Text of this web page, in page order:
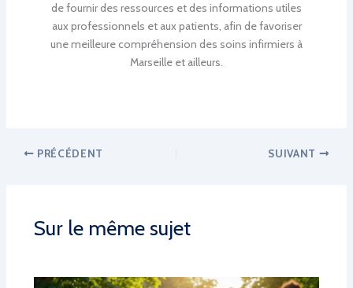
de fournir des ressources et des informations utiles
aux professionnels et aux patients, afin de favoriser
une meilleure compréhension des soins infirmiers à
Marseille et ailleurs.
PRÉCÉDENT SUIVANT
Sur le même sujet